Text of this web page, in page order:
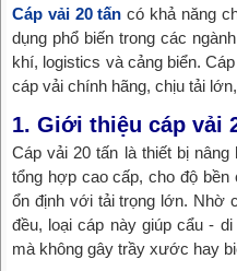
Cáp vải 20 tấn có khả năng
dụng phổ biến trong các
khí, logistics và cảng biển.
cáp vải chính hãng, chịu tải
1. Giới thiệu cáp vải
Cáp vải 20 tấn là thiết bị
tổng hợp cao cấp, cho độ
ổn định với tải trọng lớn. Nhờ
đều, loại cáp này giúp cẩu -
mà không gây trầy xước hay